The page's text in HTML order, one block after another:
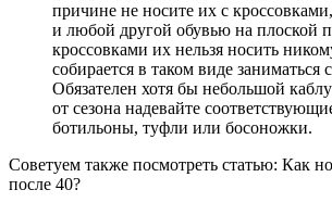
причине не носите их с
и любой другой обувью на плоской
кроссовками их нельзя носить
собирается в таком виде заниматься
Обязателен хотя бы небольшой
от сезона надевайте
ботильоны, туфли или босоножки.
Советуем также посмотреть статью: Как
после 40?